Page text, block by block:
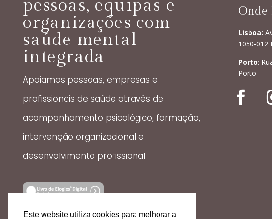
Este website utiliza cookies para melhorar a
pessoas, equipas e
organizações com
saúde mental
integrada
Apoiamos pessoas, empresas e
profissionais de saúde através de
acompanhamento psicológico, formação,
intervenção organizacional e
desenvolvimento profissional
Onde
Lisboa:
1050-012
Porto:
Porto